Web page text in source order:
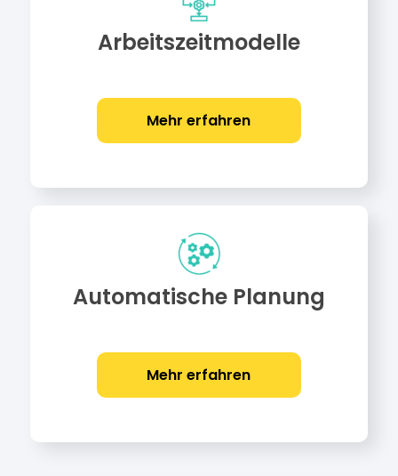
Arbeitszeitmodelle
Mehr erfahren
Automatische Planung
Mehr erfahren